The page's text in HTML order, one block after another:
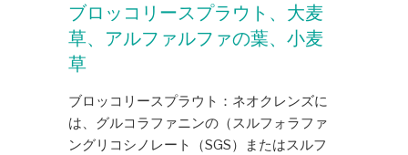
ブロッコリースプラウト、大麦
草、アルファルファの葉、小麦
草
ブロッコリースプラウト：ネオクレンズに
は、グルコラファニンの（スルフォラファ
ングリコシノレート（SGS）またはスルフ